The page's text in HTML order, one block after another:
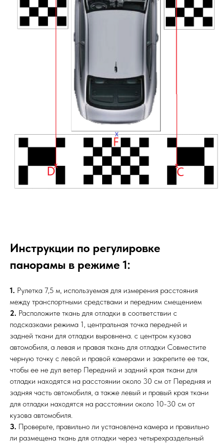
Инструкции по регулировке
панорамы в режиме 1:
1. Рулетка 7,5 м, используемая для измерения расстояния
между транспортными средствами и передним смещением
2. Расположите ткань для отладки в соответствии с
подсказками режима 1, центральная точка передней и
задней ткани для отладки выровнена. с центром кузова
автомобиля, а левая и правая ткань для отладки Совместите
черную точку с левой и правой камерами и закрепите ее так,
чтобы ее не дул ветер Передний и задний края ткани для
отладки находятся на расстоянии около 30 см от Передняя и
задняя часть автомобиля, а также левый и правый края ткани
для отладки находятся на расстоянии около 10-30 см от
кузова автомобиля.
3. Проверьте, правильно ли установлена ​​камера и правильно
ли размещена ткань для отладки через четырехраздельный